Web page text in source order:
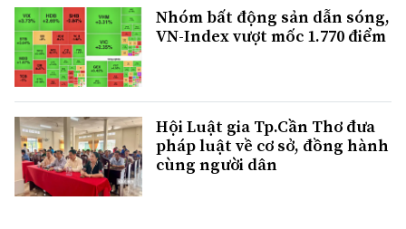
Nhóm bất động sản dẫn sóng,
VN-Index vượt mốc 1.770 điểm
Hội Luật gia Tp.Cần Thơ đưa
pháp luật về cơ sở, đồng hành
cùng người dân